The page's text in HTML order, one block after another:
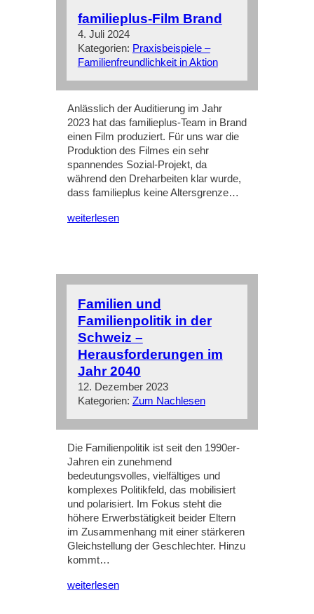
familieplus-Film Brand
4. Juli 2024
Kategorien: Praxisbeispiele –
Familienfreundlichkeit in Aktion
Anlässlich der Auditierung im Jahr
2023 hat das familieplus-Team in Brand
einen Film produziert. Für uns war die
Produktion des Filmes ein sehr
spannendes Sozial-Projekt, da
während den Dreharbeiten klar wurde,
dass familieplus keine Altersgrenze…
weiterlesen
Familien und
Familienpolitik in der
Schweiz –
Herausforderungen im
Jahr 2040
12. Dezember 2023
Kategorien: Zum Nachlesen
Die Familienpolitik ist seit den 1990er-
Jahren ein zunehmend
bedeutungsvolles, vielfältiges und
komplexes Politikfeld, das mobilisiert
und polarisiert. Im Fokus steht die
höhere Erwerbstätigkeit beider Eltern
im Zusammenhang mit einer stärkeren
Gleichstellung der Geschlechter. Hinzu
kommt…
weiterlesen